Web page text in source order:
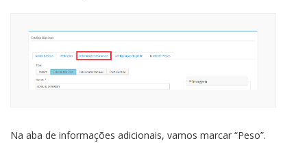
Na aba de informações adicionais, vamos marcar “Peso”.